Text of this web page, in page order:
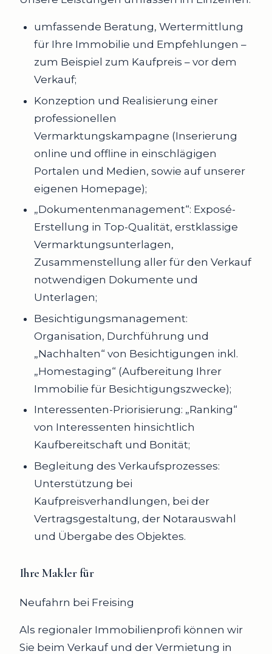
umfassende Beratung, Wertermittlung
für Ihre Immobilie und Empfehlungen –
zum Beispiel zum Kaufpreis – vor dem
Verkauf;
Konzeption und Realisierung einer
professionellen
Vermarktungskampagne (Inserierung
online und offline in einschlägigen
Portalen und Medien, sowie auf unserer
eigenen Homepage);
„Dokumentenmanagement“: Exposé-
Erstellung in Top-Qualität, erstklassige
Vermarktungsunterlagen,
Zusammenstellung aller für den Verkauf
notwendigen Dokumente und
Unterlagen;
Besichtigungsmanagement:
Organisation, Durchführung und
„Nachhalten“ von Besichtigungen inkl.
„Homestaging“ (Aufbereitung Ihrer
Immobilie für Besichtigungszwecke);
Interessenten-Priorisierung: „Ranking“
von Interessenten hinsichtlich
Kaufbereitschaft und Bonität;
Begleitung des Verkaufsprozesses:
Unterstützung bei
Kaufpreisverhandlungen, bei der
Vertragsgestaltung, der Notarauswahl
und Übergabe des Objektes.
Ihre Makler für
Neufahrn bei Freising
Als regionaler Immobilienprofi können wir
Sie beim Verkauf und der Vermietung in